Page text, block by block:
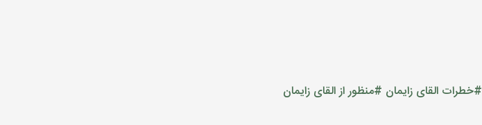
#خطرات القای زایمان #منظور از القای زایمان